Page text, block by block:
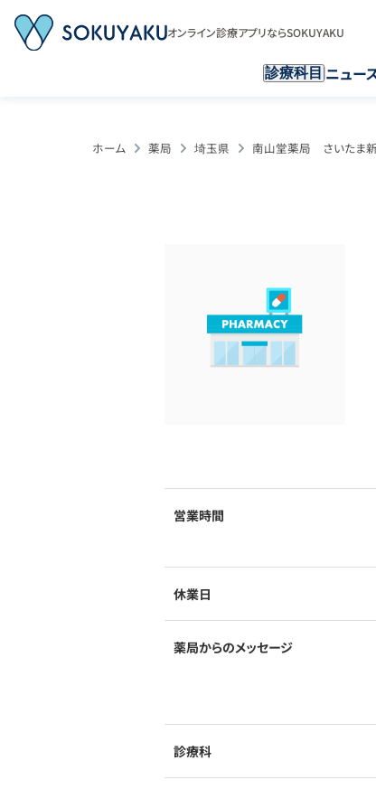
オンライン診療アプリならSOKUYAKU
診療科目 ニュー
ホーム 薬局 埼玉県 南山堂薬局 さいたま
営業時間
休業日
薬局からのメッセージ
診療科